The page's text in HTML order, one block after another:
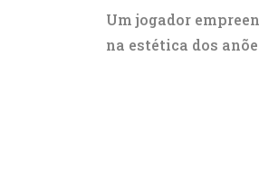
Um jogador
na estética dos